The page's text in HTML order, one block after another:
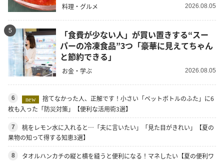
料理・グルメ 2026.08.05
5
「食費が少ない人」が買い置きする“スー
パーの冷凍食品”3つ「豪華に見えてちゃん
と節約できる」
お金・学ぶ 2026.08.05
6 new
捨てなかった人、正解です！小さい「ペットボトルのふた」に6
枚も入った「防災対策」【便利な活用術3選】
7
桃をレモン水に入れると…「夫に言いたい」「見た目がきれい」【夏の
果物の知って得する知恵3選】
8
タオルハンカチの縦と横を縫うと便利になる！マネしたい【夏の便利ワ